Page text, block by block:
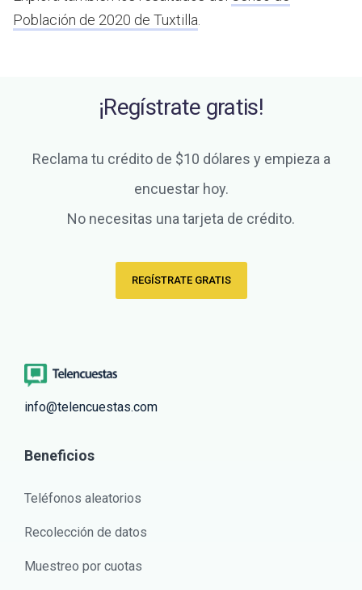
Población de 2020 de Tuxtilla
¡Regístrate gratis!
Reclama tu crédito de $10 dólares y empieza a
encuestar hoy.
No necesitas una tarjeta de crédito.
REGÍSTRATE GRATIS
info@telencuestas.com
Beneficios
Teléfonos aleatorios
Recolección de datos
Muestreo por cuotas